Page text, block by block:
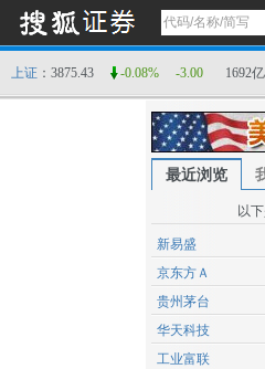
上证 ：3875.43 -0.08% -3.00 1692亿
最近浏览
以
新易盛
京东方Ａ
贵州茅台
华天科技
工业富联